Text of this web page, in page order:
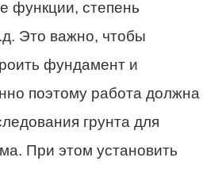
функции, степень
Это важно, чтобы
фундамент и
поэтому работа должна
грунта для
При этом установить